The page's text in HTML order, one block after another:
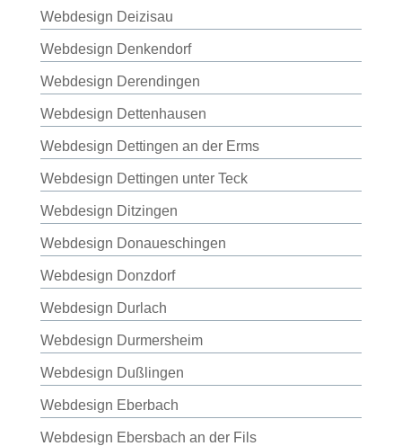
Webdesign Deizisau
Webdesign Denkendorf
Webdesign Derendingen
Webdesign Dettenhausen
Webdesign Dettingen an der Erms
Webdesign Dettingen unter Teck
Webdesign Ditzingen
Webdesign Donaueschingen
Webdesign Donzdorf
Webdesign Durlach
Webdesign Durmersheim
Webdesign Dußlingen
Webdesign Eberbach
Webdesign Ebersbach an der Fils